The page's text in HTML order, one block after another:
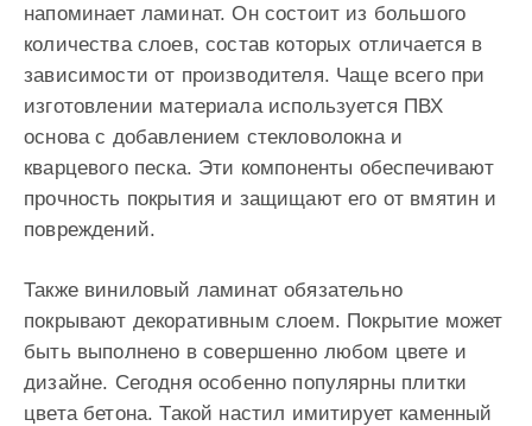
напоминает ламинат. Он состоит из большого
количества слоев, состав которых отличается в
зависимости от производителя. Чаще всего при
изготовлении материала используется ПВХ
основа с добавлением стекловолокна и
кварцевого песка. Эти компоненты обеспечивают
прочность покрытия и защищают его от вмятин и
повреждений.
Также виниловый ламинат обязательно
покрывают декоративным слоем. Покрытие может
быть выполнено в совершенно любом цвете и
дизайне. Сегодня особенно популярны плитки
цвета бетона. Такой настил имитирует каменный